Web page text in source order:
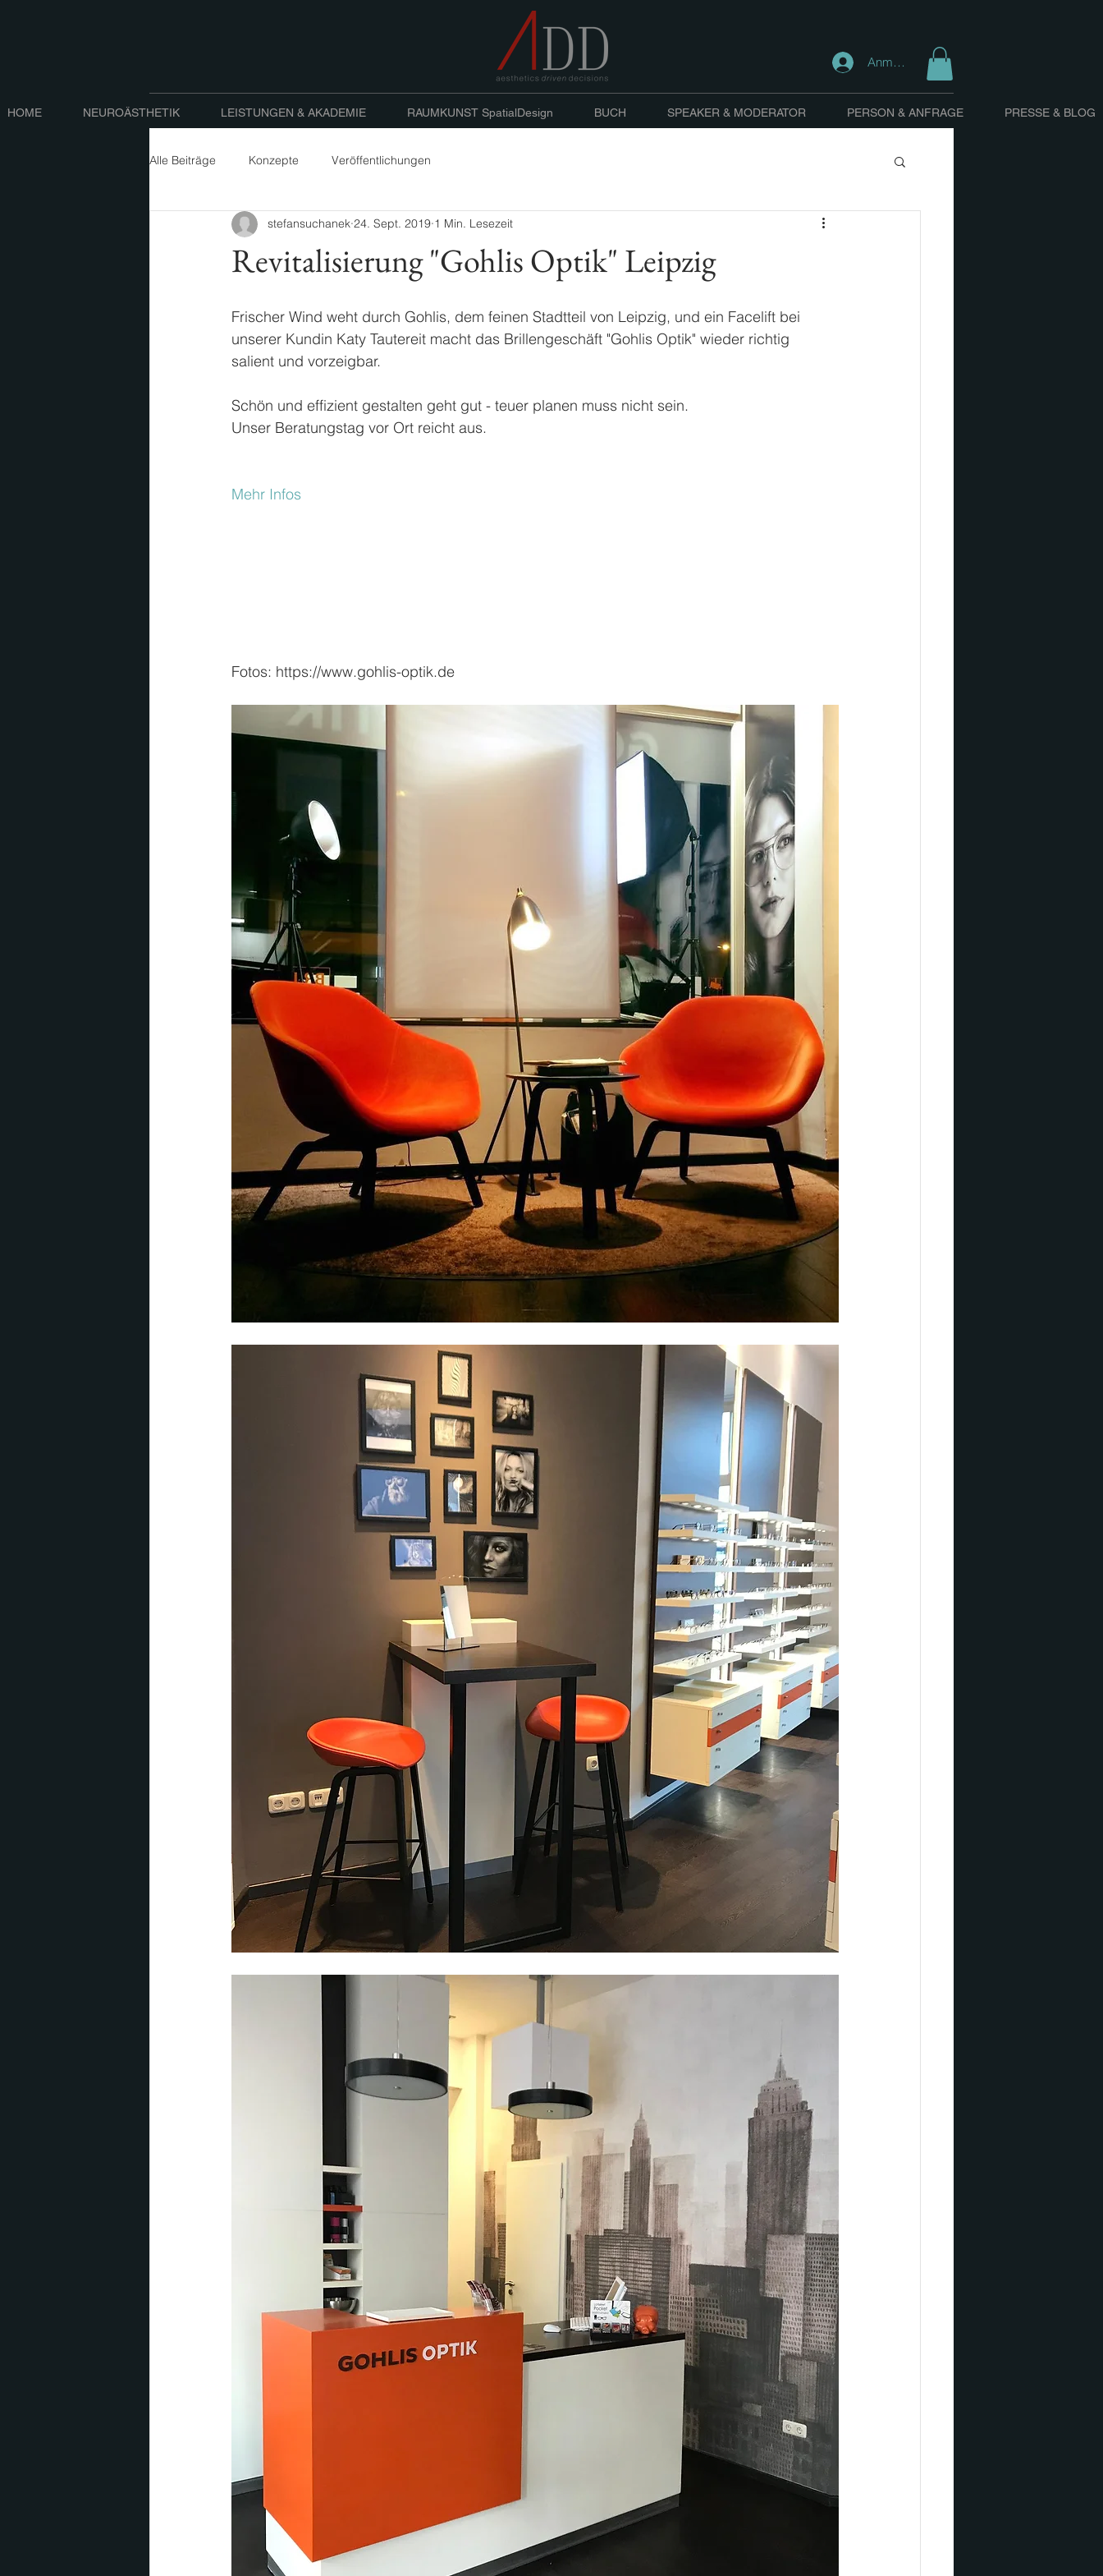
Anmelden
HOME NEUROÄSTHETIK LEISTUNGEN & AKADEMIE RAUMKUNST SpatialDesign BUCH SPEAKER & MODERATOR PERSON & ANFRAGE PRESSE & BLOG
Alle Beiträge Konzepte Veröffentlichungen
Revitalisierung "Gohlis Optik" Leipzig
stefansuchanek 24. Sept. 2019 1 Min. Lesezeit
Frischer Wind weht durch Gohlis, dem feinen Stadtteil von Leipzig, und ein Facelift bei
unserer Kundin Katy Tautereit macht das Brillengeschäft "Gohlis Optik" wieder richtig
salient und vorzeigbar.
Schön und effizient gestalten geht gut - teuer planen muss nicht sein.
Unser Beratungstag vor Ort reicht aus.
Mehr Infos
Fotos: https://www.gohlis-optik.de